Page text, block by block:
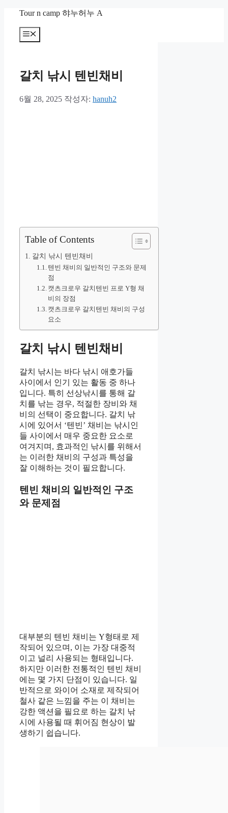
Tour n camp 햐누허누 A
메
뉴
갈치 낚시 텐빈채비
6월 28, 2025 작성자: hanuh2
Table of Contents
갈치 낚시 텐빈채비
텐빈 채비의 일반적인 구조와 문제
점
캣츠크로우 갈치텐빈 프로 Y형 채
비의 장점
캣츠크로우 갈치텐빈 채비의 구성
요소
갈치 낚시 텐빈채비
갈치 낚시는 바다 낚시 애호가들
사이에서 인기 있는 활동 중 하나
입니다. 특히 선상낚시를 통해 갈
치를 낚는 경우, 적절한 장비와 채
비의 선택이 중요합니다. 갈치 낚
시에 있어서 ‘텐빈’ 채비는 낚시인
들 사이에서 매우 중요한 요소로
여겨지며, 효과적인 낚시를 위해서
는 이러한 채비의 구성과 특성을
잘 이해하는 것이 필요합니다.
텐빈 채비의 일반적인 구조
와 문제점
대부분의 텐빈 채비는 Y형태로 제
작되어 있으며, 이는 가장 대중적
이고 널리 사용되는 형태입니다.
하지만 이러한 전통적인 텐빈 채비
에는 몇 가지 단점이 있습니다. 일
반적으로 와이어 소재로 제작되어
철사 같은 느낌을 주는 이 채비는
강한 액션을 필요로 하는 갈치 낚
시에 사용될 때 휘어짐 현상이 발
생하기 쉽습니다.